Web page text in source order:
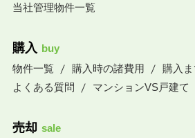
当社管理物件一覧
購入 buy
物件一覧
購入時の諸費用
購入
よくある質問
マンションVS戸建て
売却 sale